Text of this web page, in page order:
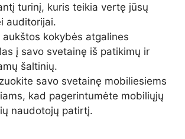
turinį, kuris teikia vertę jūsų
auditorijai.
aukštos kokybės atgalines
į savo svetainę iš patikimų ir
šaltinių.
savo svetainę mobiliesiems
kad pagerintumėte mobiliųjų
naudotojų patirtį.